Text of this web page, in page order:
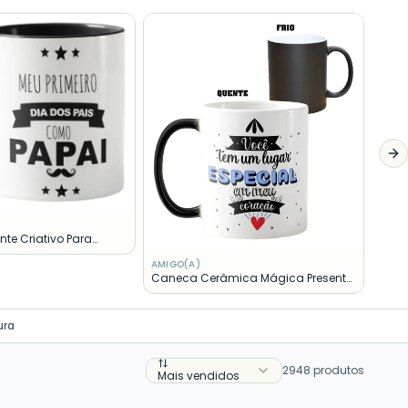
Criativo Para
Pais
AMIGO(A)
Caneca Cerâmica Mágica Presente
Criativo Especial Amizade
Mais vendidos 2948 produtos